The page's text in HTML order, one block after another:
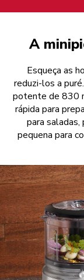
A
Esqueça as
reduzi-los a
potente de 830
rápida para
para
pequena para